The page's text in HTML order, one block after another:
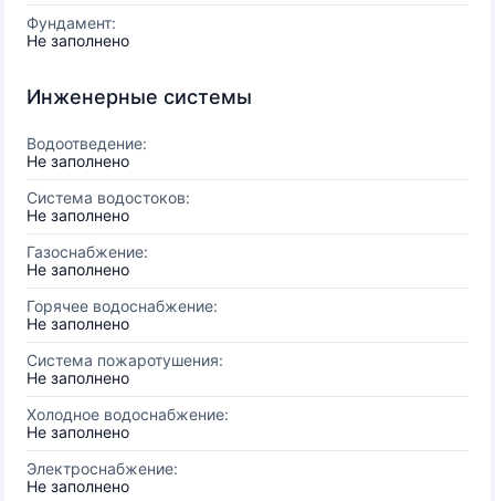
Фундамент:
Не заполнено
Инженерные системы
Водоотведение:
Не заполнено
Система водостоков:
Не заполнено
Газоснабжение:
Не заполнено
Горячее водоснабжение:
Не заполнено
Система пожаротушения:
Не заполнено
Холодное водоснабжение:
Не заполнено
Электроснабжение:
Не заполнено